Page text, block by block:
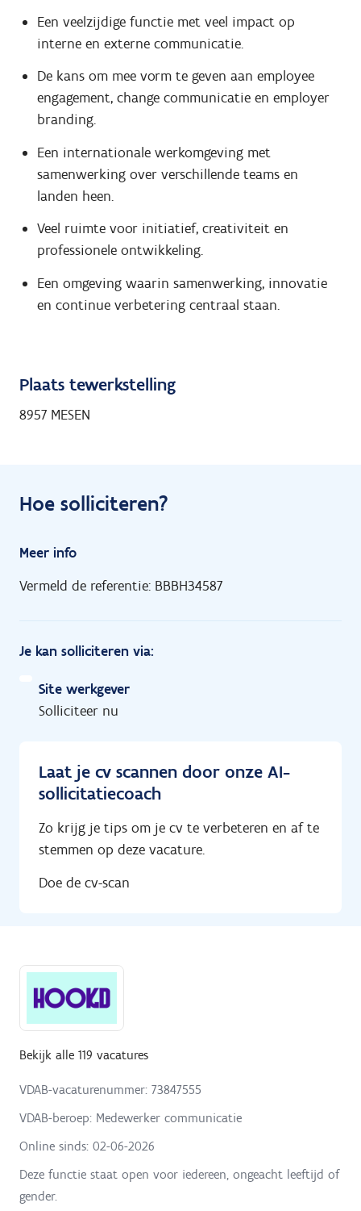
Een veelzijdige functie met veel impact op
interne en externe communicatie.
De kans om mee vorm te geven aan employee
engagement, change communicatie en employer
branding.
Een internationale werkomgeving met
samenwerking over verschillende teams en
landen heen.
Veel ruimte voor initiatief, creativiteit en
professionele ontwikkeling.
Een omgeving waarin samenwerking, innovatie
en continue verbetering centraal staan.
Plaats tewerkstelling
8957 MESEN
Hoe solliciteren?
Meer info
Vermeld de referentie: BBBH34587
Je kan solliciteren via:
Site werkgever
Solliciteer nu
Laat je cv scannen door onze AI-
sollicitatiecoach
Zo krijg je tips om je cv te verbeteren en af te
stemmen op deze vacature.
Doe de cv-scan
Bekijk alle 119 vacatures
VDAB-vacaturenummer: 73847555
VDAB-beroep: Medewerker communicatie
Online sinds: 02-06-2026
Deze functie staat open voor iedereen, ongeacht leeftijd of
gender.